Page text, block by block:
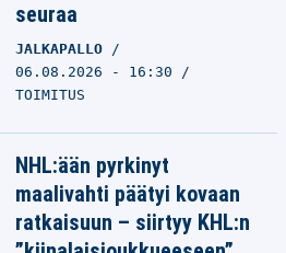
seuraa
JALKAPALLO
06.08.2026 - 16:30
TOIMITUS
NHL:ään pyrkinyt
maalivahti päätyi kovaan
ratkaisuun – siirtyy KHL:n